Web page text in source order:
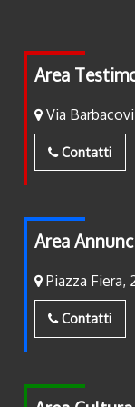
Area
Via
Contatti
Area
Piazza Fiera,
Contatti